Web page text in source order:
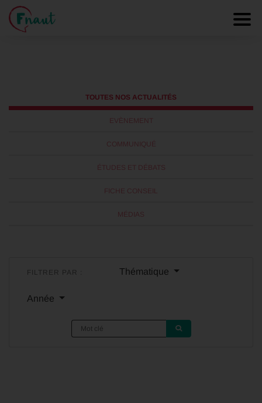
Panneau de gestion des cookies
transfrontalier
TOUTES NOS ACTUALITÉS
EVÈNEMENT
COMMUNIQUÉ
ÉTUDES ET DÉBATS
FICHE CONSEIL
MÉDIAS
FILTRER PAR : Thématique
Année